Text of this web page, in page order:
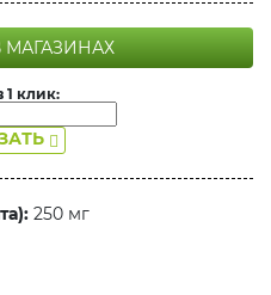
1 клик:
250 мг